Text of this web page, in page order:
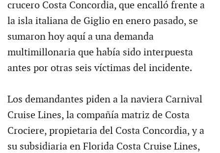
crucero Costa Concordia, que encalló frente a
la isla italiana de Giglio en enero pasado, se
sumaron hoy aquí a una demanda
multimillonaria que había sido interpuesta
antes por otras seis víctimas del incidente.
Los demandantes piden a la naviera Carnival
Cruise Lines, la compañía matriz de Costa
Crociere, propietaria del Costa Concordia, y a
su subsidiaria en Florida Costa Cruise Lines,